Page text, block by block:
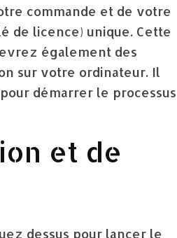
commande et de votre
de licence) unique. Cette
également des
sur votre ordinateur. Il
démarrer le processus
et de
dessus pour lancer le